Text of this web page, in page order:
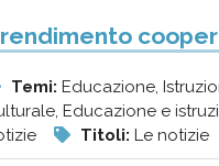
Temi: Educazione,
Educazione e
Titoli: Le notizie